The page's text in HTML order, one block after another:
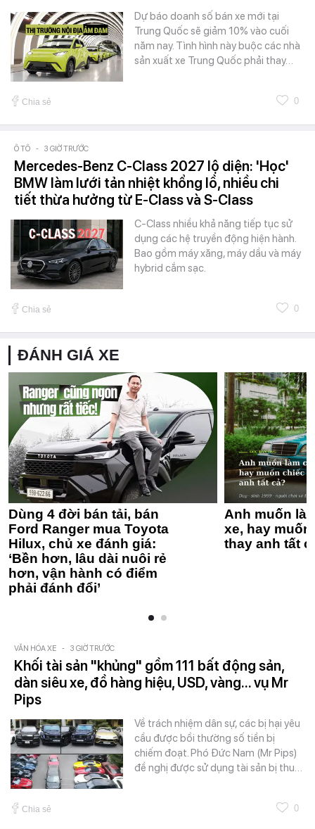
Dự báo doanh số bán xe mới tại
Trung Quốc sẽ giảm 10% vào cuối
năm nay. Tình hình này buộc các nhà
sản xuất xe Trung Quốc phải thay…
Chia sẻ 0
Ô TÔ - 3 GIỜ TRƯỚC
Mercedes-Benz C-Class 2027 lộ diện: 'Học'
BMW làm lưới tản nhiệt khổng lồ, nhiều chi
tiết thừa hưởng từ E-Class và S-Class
C-Class nhiều khả năng tiếp tục sử
dụng các hệ truyền động hiện hành.
Bao gồm máy xăng, máy dầu và máy
hybrid cắm sạc.
Chia sẻ 0
ĐÁNH GIÁ XE
Dùng 4 đời bán tải, bán
Ford Ranger mua Toyota
Hilux, chủ xe đánh giá:
‘Bền hơn, lâu dài nuôi rẻ
hơn, vận hành có điểm
phải đánh đổi’
Anh muốn
xe, hay
thay anh tất
VĂN HÓA XE - 3 GIỜ TRƯỚC
Khối tài sản "khủng" gồm 111 bất động sản,
dàn siêu xe, đồ hàng hiệu, USD, vàng... vụ Mr
Pips
Về trách nhiệm dân sự, các bị hại yêu
cầu được bồi thường số tiền bị
chiếm đoạt. Phó Đức Nam (Mr Pips)
đề nghị được sử dụng tài sản bị thu…
Chia sẻ 0